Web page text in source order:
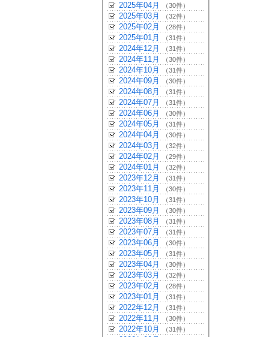
2025年04月 （30件）
2025年03月 （32件）
2025年02月 （28件）
2025年01月 （31件）
2024年12月 （31件）
2024年11月 （30件）
2024年10月 （31件）
2024年09月 （30件）
2024年08月 （31件）
2024年07月 （31件）
2024年06月 （30件）
2024年05月 （31件）
2024年04月 （30件）
2024年03月 （32件）
2024年02月 （29件）
2024年01月 （32件）
2023年12月 （31件）
2023年11月 （30件）
2023年10月 （31件）
2023年09月 （30件）
2023年08月 （31件）
2023年07月 （31件）
2023年06月 （30件）
2023年05月 （31件）
2023年04月 （30件）
2023年03月 （32件）
2023年02月 （28件）
2023年01月 （31件）
2022年12月 （31件）
2022年11月 （30件）
2022年10月 （31件）